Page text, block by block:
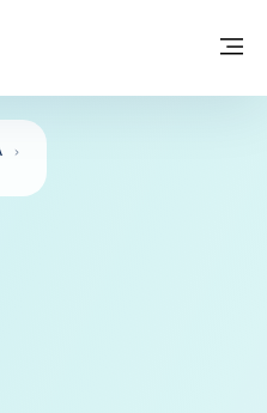
FOR TRADE - GRUPĖS